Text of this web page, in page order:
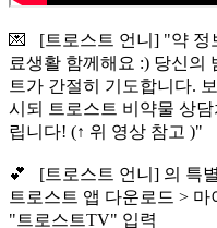
💌 [트로스트 언니] "약 정
료생활 함께해요 :) 당신의
트가 간절히 기도합니다.
시되 트로스트 비약물 상
립니다! (↑ 위 영상 참고 )"
💕 [트로스트 언니] 의 특
트로스트 앱 다운로드 >
"트로스트TV" 입력